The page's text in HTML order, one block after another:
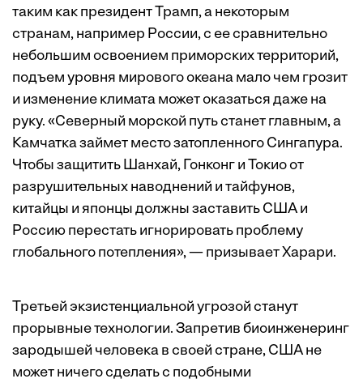
таким как президент Трамп, а некоторым
странам, например России, с ее сравнительно
небольшим освоением приморских территорий,
подъем уровня мирового океана мало чем грозит
и изменение климата может оказаться даже на
руку. «Северный морской путь станет главным, а
Камчатка займет место затопленного Сингапура.
Чтобы защитить Шанхай, Гонконг и Токио от
разрушительных наводнений и тайфунов,
китайцы и японцы должны заставить США и
Россию перестать игнорировать проблему
глобального потепления», — призывает Харари.
Третьей экзистенциальной угрозой станут
прорывные технологии. Запретив биоинженеринг
зародышей человека в своей стране, США не
может ничего сделать с подобными